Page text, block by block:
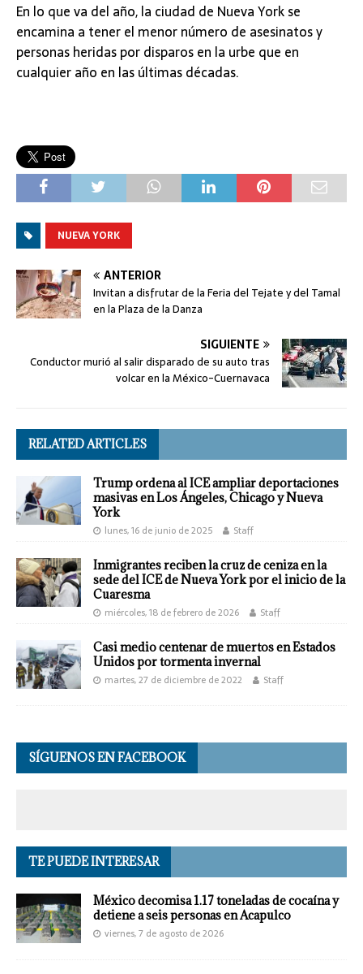
En lo que va del año, la ciudad de Nueva York se
encamina a tener el menor número de asesinatos y
personas heridas por disparos en la urbe que en
cualquier año en las últimas décadas.
NUEVA YORK
ANTERIOR
Invitan a disfrutar de la Feria del Tejate y del Tamal
en la Plaza de la Danza
SIGUIENTE
Conductor murió al salir disparado de su auto tras
volcar en la México-Cuernavaca
RELATED ARTICLES
Trump ordena al ICE ampliar deportaciones
masivas en Los Ángeles, Chicago y Nueva
York
lunes, 16 de junio de 2025 Staff
Inmigrantes reciben la cruz de ceniza en la
sede del ICE de Nueva York por el inicio de la
Cuaresma
miércoles, 18 de febrero de 2026 Staff
Casi medio centenar de muertos en Estados
Unidos por tormenta invernal
martes, 27 de diciembre de 2022 Staff
SÍGUENOS EN FACEBOOK
TE PUEDE INTERESAR
México decomisa 1.17 toneladas de cocaína y
detiene a seis personas en Acapulco
viernes, 7 de agosto de 2026